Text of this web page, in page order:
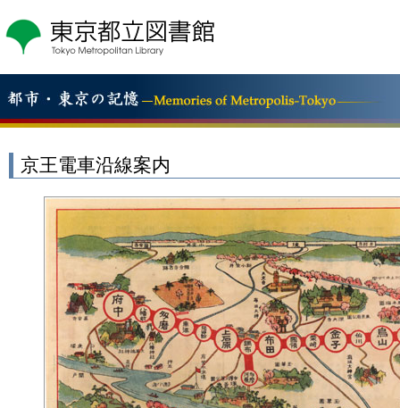
の
の
本
へ
移
京王電車沿線案内